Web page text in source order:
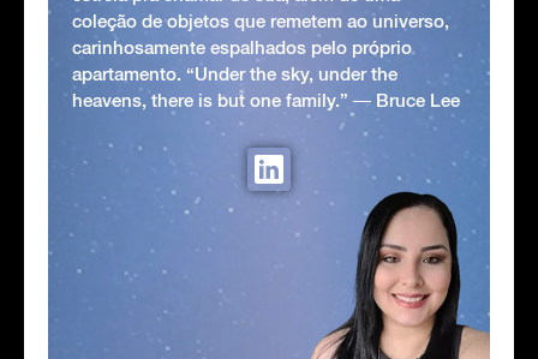
coleção de objetos que remetem ao universo,
carinhosamente espalhados pelo próprio
apartamento. “Under the sky, under the
heavens, there is but one family.” ― Bruce Lee